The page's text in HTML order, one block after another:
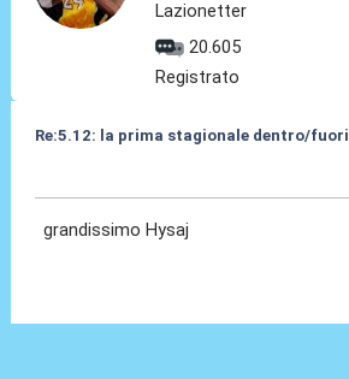
Lazionetter
20.605
Registrato
Re:5.12: la prima stagionale dentro/fuori
grandissimo Hysaj